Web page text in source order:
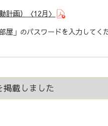
計画）〈12月〉
屋」のパスワードを入力してく
掲載しました